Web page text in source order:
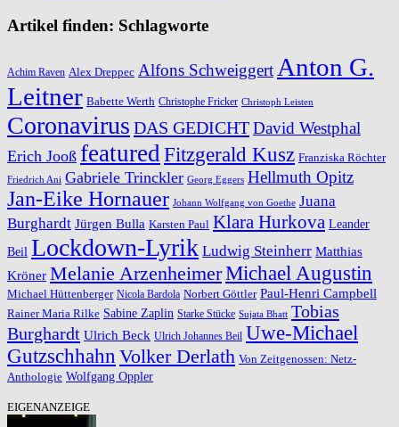
Artikel finden: Schlagworte
Achim Raven Alex Dreppec Alfons Schweiggert Anton G.
Leitner Babette Werth Christophe Fricker Christoph Leisten
Coronavirus DAS GEDICHTDavid Westphal
Erich Jooß featuredFitzgerald Kusz Franziska Röchter
Friedrich Ani Gabriele Trinckler Georg Eggers Hellmuth Opitz
Jan-Eike Hornauer Johann Wolfgang von Goethe Juana
Burghardt Jürgen Bulla Karsten Paul Klara Hurkova Leander
Beil Lockdown-Lyrik Ludwig Steinherr Matthias
Kröner Melanie ArzenheimerMichael Augustin
Michael Hüttenberger Nicola Bardola Norbert Göttler Paul-Henri Campbell
Rainer Maria Rilke Sabine Zaplin Starke Stücke Sujata Bhatt Tobias
Burghardt Ulrich Beck Ulrich Johannes Beil Uwe-Michael
Gutzschhahn Volker Derlath Von Zeitgenossen: Netz-
Anthologie Wolfgang Oppler
EIGENANZEIGE